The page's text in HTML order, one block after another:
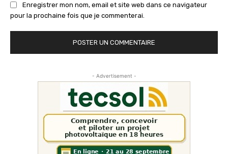
Enregistrer mon nom, email et site web dans ce navigateur
pour la prochaine fois que je commenterai.
- Advertisement -